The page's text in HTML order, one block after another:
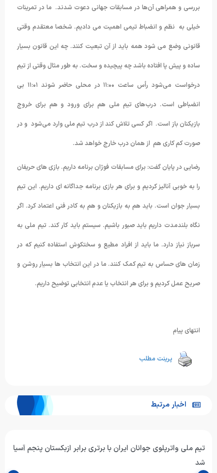
بررسی و همراهی آن‌ها در مسابقات جهانی دعوت شدند. ما در تمرینات
خیلی به نظم و انضباط تیمی اهمیت می دادیم. شخصا معتقدم وقتی
قانونی وضع می شود همه باید از آن تبعیت کنند. چه این قانون بسیار
ساده و پیش پا افتاده باشد چه پیچیده و سخت. به طور مثال وقتی از تیم
درخواست می‌شود رأس ساعت ۱۱:۰۰ در محلی حاضر شوند ۱۱:۰۱ بی
انضباطی است. درب‌های تیم ملی هم برای ورود و هم برای خروج
بازیکنان باز است. اگر کسی تلاش کند از درب تیم ملی وارد می‌شود و در
صورت کم کاری هم از همان درب خارج خواهد شد.
رضایی در پایان گفت: برای مسابقات فوژان برنامه داریم. بازی های حریفان
را به خوبی آنالیز کردیم و برای هر بازی برنامه جداگانه ای داریم. این تیم
بسیار جوان است. باید هم به بازیکنان و هم به کادر فنی اعتماد کرد. اگر
نگاه بلندمدت داریم باید صبور باشیم. سیستم باید کار کند. تیم ملی به
سرباز نیاز دارد. ما باید از افراد مطیع و سختکوش استفاده کنیم که در
زمان های حساس به تیم کمک کنند. ما در این انتخاب ها بسیار روشن و
صریح عمل کردیم و برای هر انتخاب یا عدم انتخابی توضیح داریم.
انتهای پیام
پرینت مطلب
اخبار مرتبط
تیم ملی واترپلوی جوانان ایران با برتری برابر ازبکستان پنجم آسیا
شد